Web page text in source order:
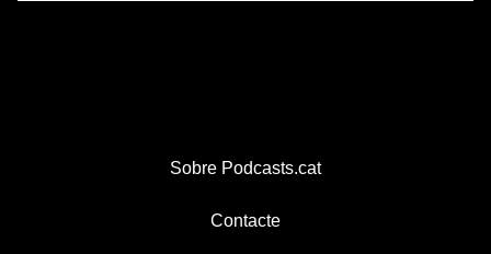
Sobre Podcasts.cat
Contacte